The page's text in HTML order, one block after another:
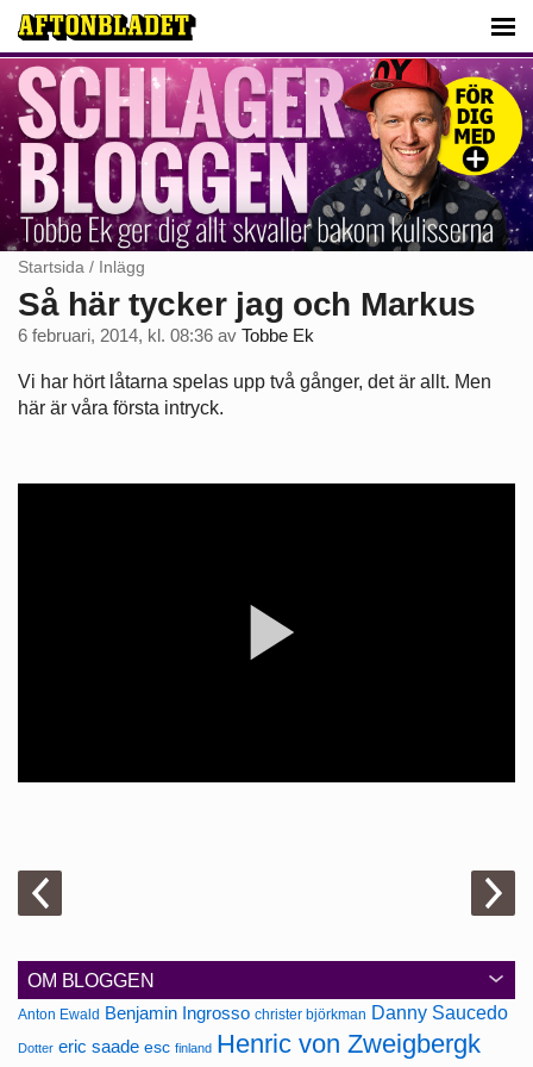
Startsida / Inlägg
Så här tycker jag och Markus
6 februari, 2014, kl. 08:36 av Tobbe Ek
Vi har hört låtarna spelas upp två gånger, det är allt. Men
här är våra första intryck.
OM BLOGGEN
Anton Ewald Benjamin Ingrosso christer björkman Danny Saucedo
Dotter eric saade esc finland Henric von Zweigbergk